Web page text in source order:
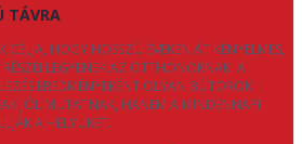
TÁVRA
CÉLJA, HOGY HOSSZÚ ÉVEKEN ÁT KÉNYELMES,
LEGYENEK AZ OTTHONOKNAK. A
EREDMÉNYEKÉNT OLYAN BÚTOROK
JÓL MUTATNAK, HANEM A MINDENNAPI
A HELYÜKET.